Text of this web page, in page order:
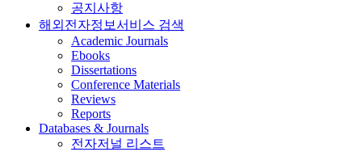
공지사항
해외전자정보서비스 검색
Academic Journals
Ebooks
Dissertations
Conference Materials
Reviews
Reports
Databases & Journals
전자저널 리스트